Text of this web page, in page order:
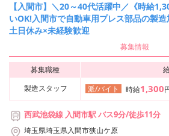
【入間市】＼20～40代活躍中／《時給
いOK!入間市で自動車用プレス部品の製
土日休み×未経験歓迎
募集情報
募集職種
製造スタッフ
派/バイト 時給1,300
西武池袋線 入間市駅 バス9分/徒歩11分
埼玉県埼玉県入間市狭山ケ原